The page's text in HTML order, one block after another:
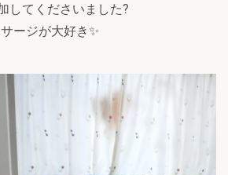
してくださいました?
ージが大好き✨